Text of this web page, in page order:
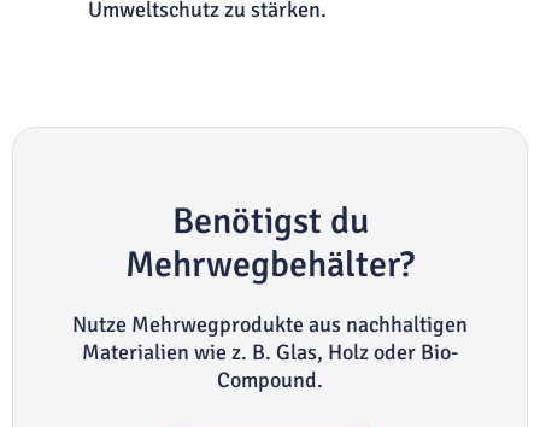
Umweltschutz zu stärken.
Benötigst du
Mehrwegbehälter?
Nutze Mehrwegprodukte aus nachhaltigen
Materialien wie z. B. Glas, Holz oder Bio-
Compound.